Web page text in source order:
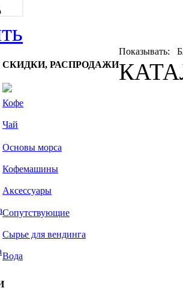
СКИДКИ, РАСПРОДАЖИ
Показывать:
Кофе
Чай
Основы морса
Кофемашины
Аксессуары
Сопутствующие
Сырье для вендинга
Вода